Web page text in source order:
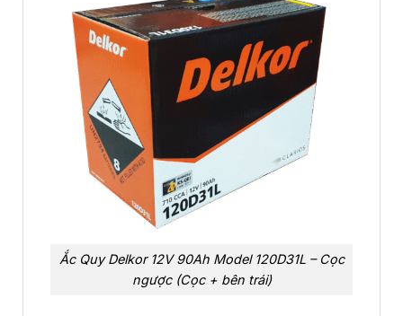
Ắc Quy Delkor 12V 90Ah Model 120D31L – Cọc
ngược (Cọc + bên trái)